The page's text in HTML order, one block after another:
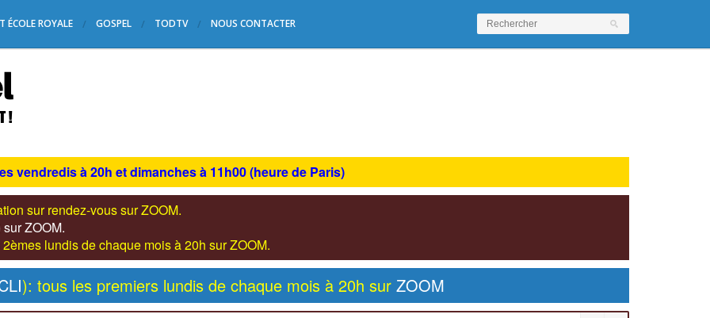
ÉCOLE ROYALE GOSPEL TODTV NOUS CONTACTER
vendredis à 20h et dimanches à 11h00 (heure de Paris)
sur rendez-vous sur ZOOM.
ZOOM.
lundis de chaque mois à 20h sur ZOOM.
): tous les premiers lundis de chaque mois à 20h sur ZOOM